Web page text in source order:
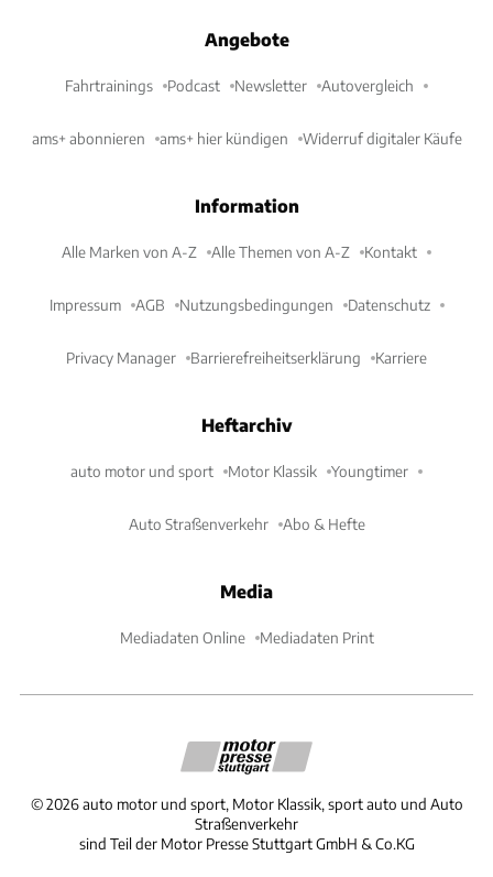
Angebote
Fahrtrainings Podcast Newsletter Autovergleich
ams+ abonnieren ams+ hier kündigen Widerruf digitaler Käufe
Information
Alle Marken von A-Z Alle Themen von A-Z Kontakt
Impressum AGB Nutzungsbedingungen Datenschutz
Privacy Manager Barrierefreiheitserklärung Karriere
Heftarchiv
auto motor und sport Motor Klassik Youngtimer
Auto Straßenverkehr Abo & Hefte
Media
Mediadaten Online Mediadaten Print
©2026 auto motor und sport, Motor Klassik, sport auto und Auto
Straßenverkehr
sind Teil der Motor Presse Stuttgart GmbH & Co.KG